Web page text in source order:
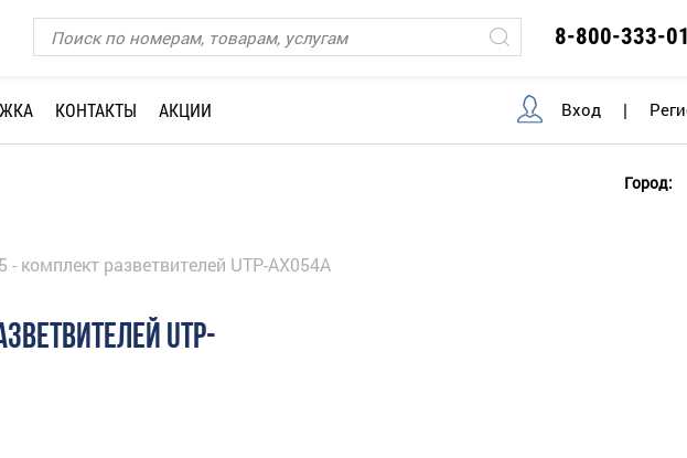
8-800-333-
КОНТАКТЫ АКЦИИ Вход |
Город:
комплект разветвителей UTP-AX054A
UTP-